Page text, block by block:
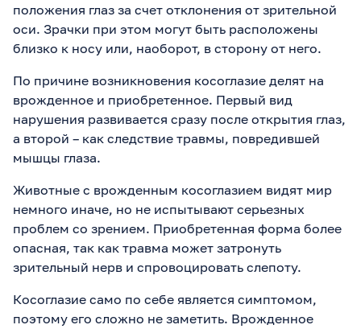
положения глаз за счет отклонения от зрительной
оси. Зрачки при этом могут быть расположены
близко к носу или, наоборот, в сторону от него.
По причине возникновения косоглазие делят на
врожденное и приобретенное. Первый вид
нарушения развивается сразу после открытия глаз,
а второй – как следствие травмы, повредившей
мышцы глаза.
Животные с врожденным косоглазием видят мир
немного иначе, но не испытывают серьезных
проблем со зрением. Приобретенная форма более
опасная, так как травма может затронуть
зрительный нерв и спровоцировать слепоту.
Косоглазие само по себе является симптомом,
поэтому его сложно не заметить. Врожденное